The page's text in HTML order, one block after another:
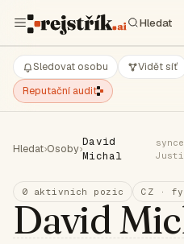
Sledovat osobu Vidět síť
Reputační audit
Hledat›Osoby›
David
Michal
0 aktivních pozic CZ ·
David